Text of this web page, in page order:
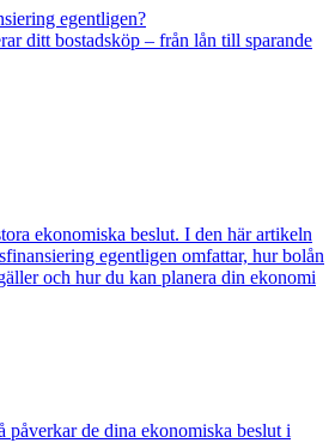
egentligen?
ditt bostadsköp – från lån till sparande
ekonomiska beslut. I den här artikeln
egentligen omfattar, hur bolån
och hur du kan planera din ekonomi
påverkar de dina ekonomiska beslut i